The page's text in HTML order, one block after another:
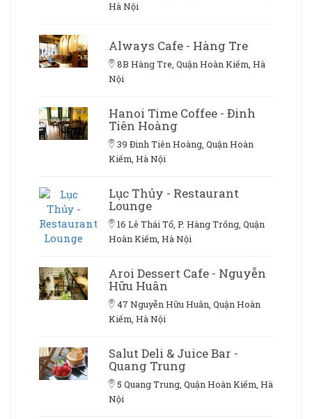
Hà Nội
Always Cafe - Hàng Tre
8B Hàng Tre, Quận Hoàn Kiếm, Hà
Nội
Hanoi Time Coffee - Đinh
Tiên Hoàng
39 Đinh Tiên Hoàng, Quận Hoàn
Kiếm, Hà Nội
Lục Thủy - Restaurant
Lounge
16 Lê Thái Tổ, P. Hàng Trống, Quận
Hoàn Kiếm, Hà Nội
Aroi Dessert Cafe - Nguyễn
Hữu Huân
47 Nguyễn Hữu Huân, Quận Hoàn
Kiếm, Hà Nội
Salut Deli & Juice Bar -
Quang Trung
5 Quang Trung, Quận Hoàn Kiếm, Hà
Nội